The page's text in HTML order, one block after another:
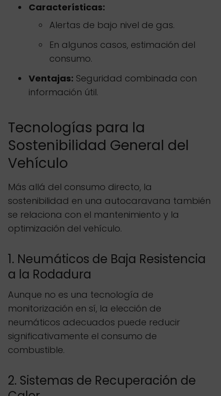
Características:
Alertas de bajo nivel de gas.
En algunos casos, estimación del
consumo.
Ventajas: Seguridad combinada con
información útil.
Tecnologías para la
Sostenibilidad General del
Vehículo
Más allá del consumo directo, la
sostenibilidad en una autocaravana también
se relaciona con el mantenimiento y la
optimización del vehículo.
1. Neumáticos de Baja Resistencia
a la Rodadura
Aunque no es una tecnología de
monitorización en sí, la elección de
neumáticos adecuados puede reducir
significativamente el consumo de
combustible.
2. Sistemas de Recuperación de